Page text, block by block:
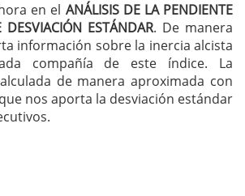
en el ANÁLISIS DE LA PENDIENTE
ESTÁNDAR. De manera
información sobre la inercia alcista
compañía de este índice. La
de manera aproximada con
nos aporta la desviación estándar